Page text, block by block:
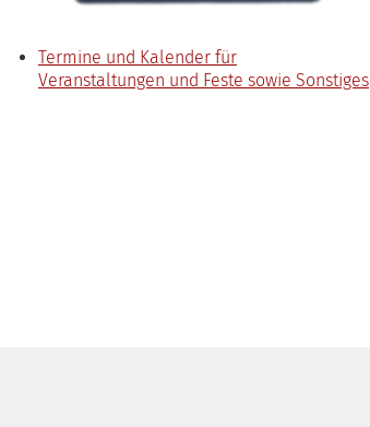
Termine und Kalender für
Veranstaltungen und Feste sowie Sonstiges